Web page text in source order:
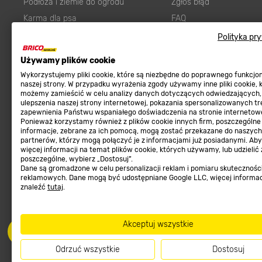
Polityka
Używamy plików cookie
Wykorzystujemy pliki cookie, które są niezbędne do poprawnego
naszej strony. W przypadku wyrażenia zgody używamy inne pliki cookie,
możemy zamieścić w celu analizy danych dotyczących odwiedzających,
ulepszenia naszej strony internetowej, pokazania spersonalizowanych
zapewnienia Państwu wspaniałego doświadczenia na stronie
Ponieważ korzystamy również z plików cookie innych firm, poszczególne
informacje, zebrane za ich pomocą, mogą zostać przekazane do naszych
partnerów, którzy mogą połączyć je z informacjami już posiadanymi.
więcej informacji na temat plików cookie, których używamy, lub udzielić
poszczególne, wybierz „Dostosuj”.
Dane są gromadzone w celu personalizacji reklam i pomiaru
reklamowych. Dane mogą być udostępniane Google LLC, więcej
znaleźć tutaj.
Akceptuj wszystkie
Odrzuć wszystkie Dostosuj
Karma dla psa
Farby wewnętrzne białe
Elektryka
Panele
Elektronarzędzia
Płytki
Panele podłogowe
Płyty OSB/HDF
Grabie do ogrodu
FAQ
Prawny obowiązek
Regulaminy
Regulaminy
Polityka prywatności